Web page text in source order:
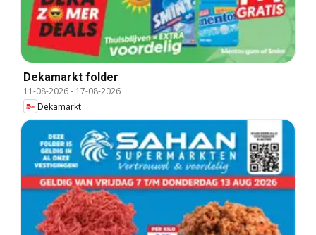
Dekamarkt folder
11-08-2026- 17-08-2026
Dekamarkt